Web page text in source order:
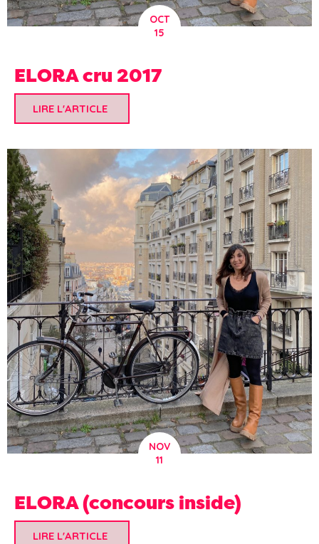
OCT
15
ELORA cru 2017
LIRE L'ARTICLE
NOV
11
ELORA (concours inside)
LIRE L'ARTICLE